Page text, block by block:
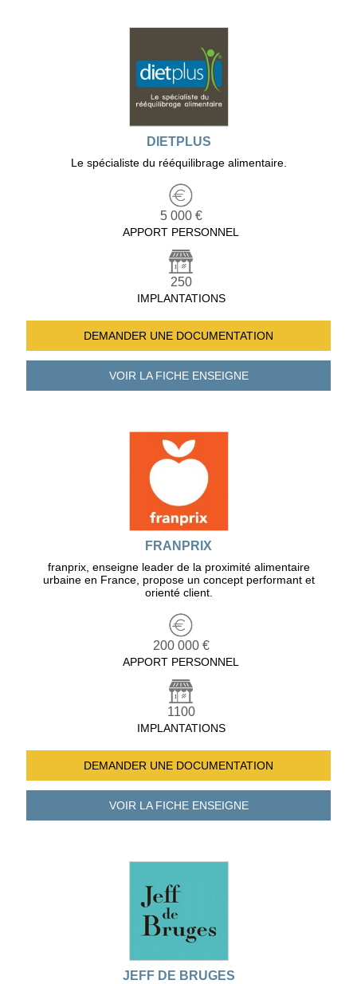
DIETPLUS
Le spécialiste du rééquilibrage alimentaire.
5 000 €
APPORT PERSONNEL
250
IMPLANTATIONS
DEMANDER UNE DOCUMENTATION
VOIR LA FICHEENSEIGNE
FRANPRIX
franprix, enseigne leader de la proximité alimentaire
urbaine en France, propose un concept performant et
orienté client.
200 000 €
APPORT PERSONNEL
1100
IMPLANTATIONS
DEMANDER UNE DOCUMENTATION
VOIR LA FICHEENSEIGNE
JEFF DE BRUGES